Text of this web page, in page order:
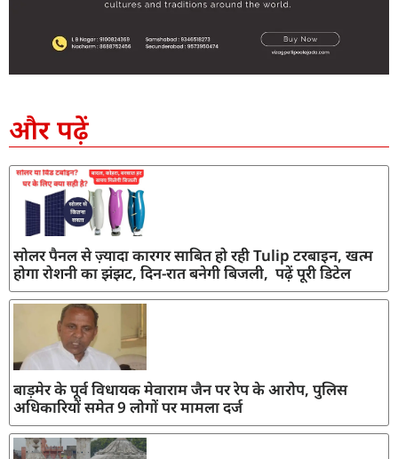
और पढ़ें
सोलर पैनल से ज़्यादा कारगर साबित हो रही Tulip टरबाइन, खत्म
होगा रोशनी का झंझट, दिन-रात बनेगी बिजली, पढ़ें पूरी डिटेल
बाड़मेर के पूर्व विधायक मेवाराम जैन पर रेप के आरोप, पुलिस
अधिकारियों समेत 9 लोगों पर मामला दर्ज